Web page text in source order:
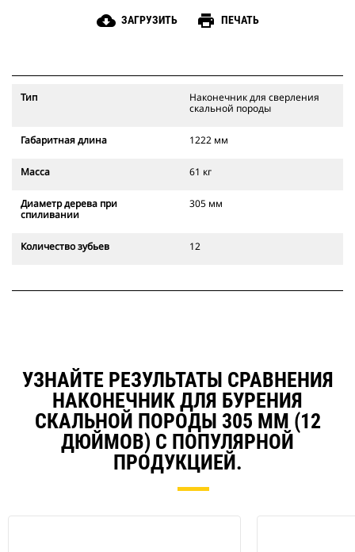
cloud_download ЗАГРУЗИТЬ print ПЕЧАТЬ
Тип
Наконечник для сверления
скальной породы
Габаритная длина 1222 мм
Масса 61 кг
Диаметр дерева при
спиливании
305 мм
Количество зубьев 12
УЗНАЙТЕ РЕЗУЛЬТАТЫ СРАВНЕНИЯ
НАКОНЕЧНИК ДЛЯ БУРЕНИЯ
СКАЛЬНОЙ ПОРОДЫ 305 ММ (12
ДЮЙМОВ) С ПОПУЛЯРНОЙ
ПРОДУКЦИЕЙ.